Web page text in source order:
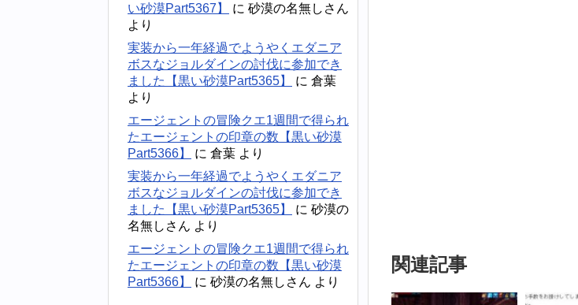
関連記事
い砂漠Part5367】
に 砂漠の名無しさん
より
実装から一年経過でようやくエダニア
ボスなジョルダインの討伐に参加でき
ました【黒い砂漠Part5365】
に 倉葉
より
エージェントの冒険クエ1週間で得られ
たエージェントの印章の数【黒い砂漠
Part5366】
に 倉葉 より
実装から一年経過でようやくエダニア
ボスなジョルダインの討伐に参加でき
ました【黒い砂漠Part5365】
に 砂漠の
名無しさん より
エージェントの冒険クエ1週間で得られ
たエージェントの印章の数【黒い砂漠
Part5366】
に 砂漠の名無しさん より